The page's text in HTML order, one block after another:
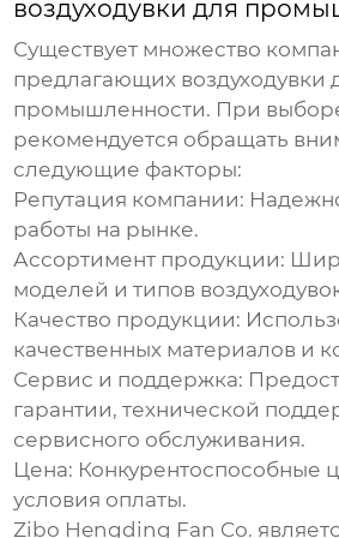
воздуходувки для
Существует множество
предлагающих воздуходувки
промышленности. При
рекомендуется обращать
следующие факторы:
Репутация компании:
работы на рынке.
Ассортимент продукции:
моделей и типов
Качество продукции:
качественных материалов и
Сервис и поддержка:
гарантии, технической
сервисного обслуживания.
Цена: Конкурентоспособные
условия оплаты.
Zibo Hengding Fan Co.